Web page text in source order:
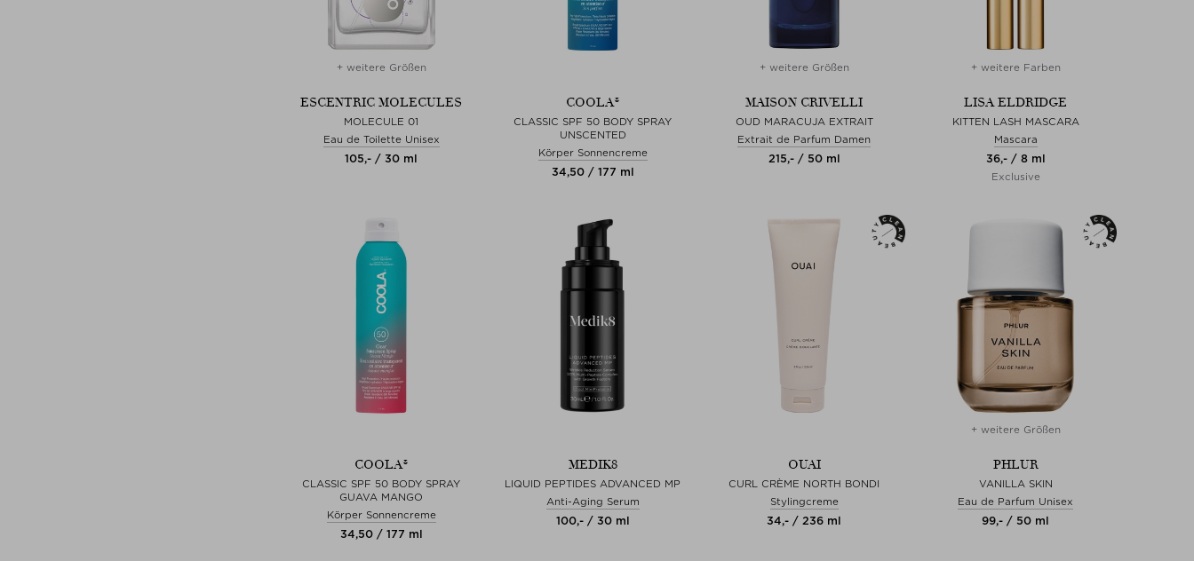
+ weitere Größen
ESCENTRIC MOLECULES
MOLECULE 01
Eau de Toilette Unisex
105,- / 30 ml
COOLA®
CLASSIC SPF 50 BODY SPRAY
UNSCENTED
Körper Sonnencreme
34,50 / 177 ml
+ weitere Größen
MAISON CRIVELLI
OUD MARACUJA EXTRAIT
Extrait de Parfum Damen
215,- / 50 ml
+ weitere Farben
LISA ELDRIDGE
KITTEN LASH MASCARA
Mascara
36,- / 8 ml
Exclusive
COOLA®
CLASSIC SPF 50 BODY SPRAY
GUAVA MANGO
Körper Sonnencreme
34,50 / 177 ml
MEDIK8
LIQUID PEPTIDES ADVANCED MP
Anti-Aging Serum
100,- / 30 ml
OUAI
CURL CRÈME NORTH BONDI
Stylingcreme
34,- / 236 ml
+ weitere Größen
PHLUR
VANILLA SKIN
Eau de Parfum Unisex
99,- / 50 ml